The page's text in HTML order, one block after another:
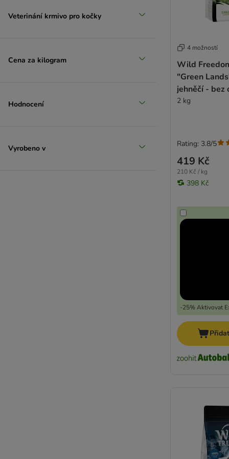
Veterinání krmivo pro kočky
Cena za kilogram
Hodnocení
Vyrobeno v
4 možností
Wild
"Green
jehněčí - bez
2 kg
419 Kč
210 Kč / kg
398 Kč
-25% Aktivovat
Rating: 3.8/5